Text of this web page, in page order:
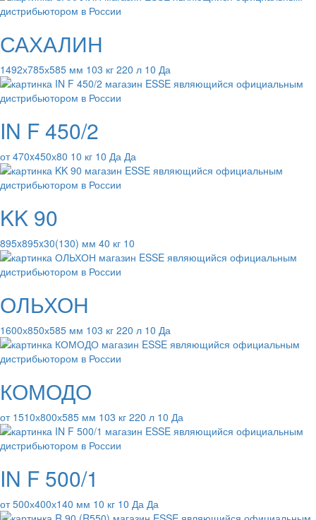
САХАЛИН
1492х785х585 мм 103 кг 220 л 10 Да
IN F 450/2
от 470x450х80 10 кг 10 Да Да
KK 90
895x895x30(130) мм 40 кг 10
ОЛЬХОН
1600х850х585 мм 103 кг 220 л 10 Да
КОМОДО
от 1510х800х585 мм 103 кг 220 л 10 Да
IN F 500/1
от 500х400х140 мм 10 кг 10 Да Да